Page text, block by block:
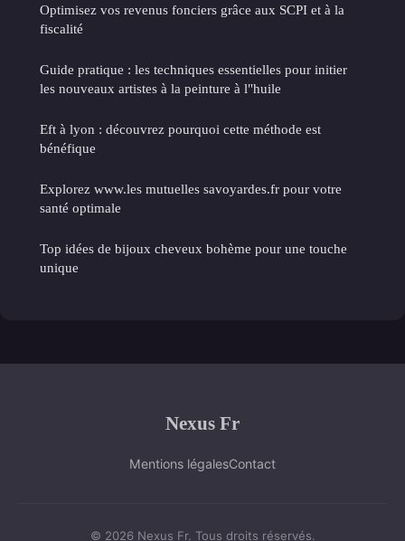
Optimisez vos revenus fonciers grâce aux SCPI et à la
fiscalité
Guide pratique : les techniques essentielles pour initier
les nouveaux artistes à la peinture à l"huile
Eft à lyon : découvrez pourquoi cette méthode est
bénéfique
Explorez www.les mutuelles savoyardes.fr pour votre
santé optimale
Top idées de bijoux cheveux bohème pour une touche
unique
Nexus Fr
Mentions légalesContact
© 2026 Nexus Fr. Tous droits réservés.